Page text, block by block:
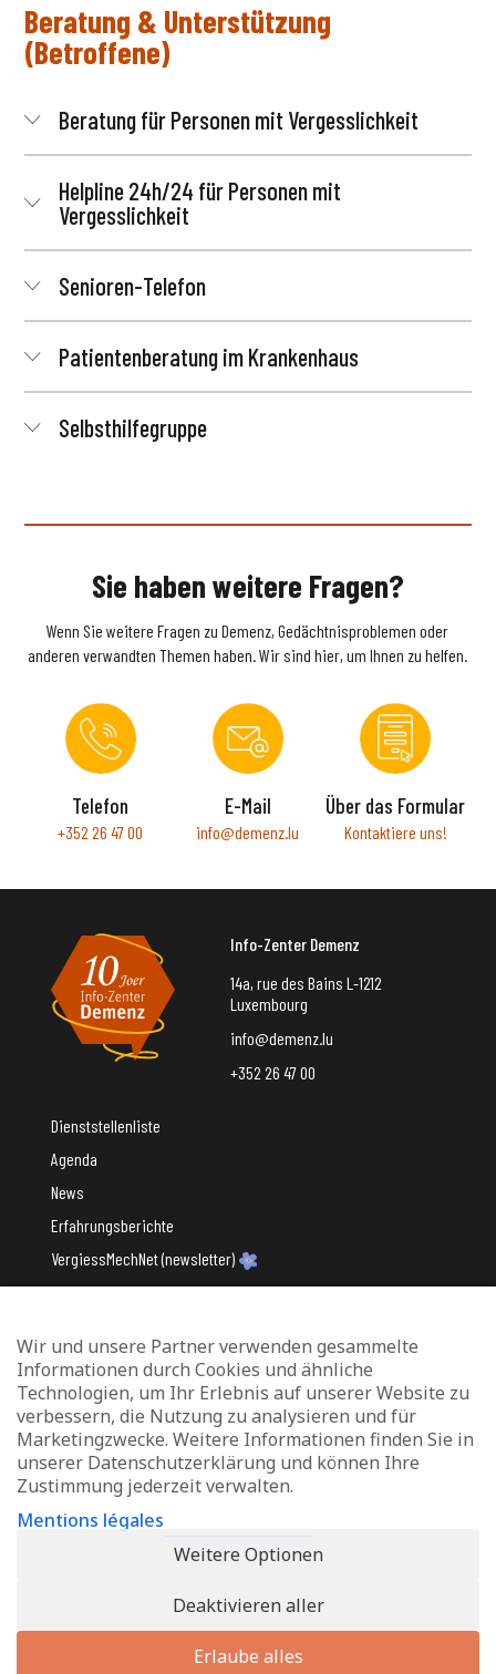
Beratung & Unterstützung
(Betroffene)
Beratung für Personen mit Vergesslichkeit
Helpline 24h/24 für Personen mit
Vergesslichkeit
Senioren-Telefon
Patientenberatung im Krankenhaus
Selbsthilfegruppe
Sie haben weitere Fragen?
Wenn Sie weitere Fragen zu Demenz, Gedächtnisproblemen oder
anderen verwandten Themen haben. Wir sind hier, um Ihnen zu helfen.
Telefon
+352 26 47 00
E-Mail
info@demenz.lu
Über das Formular
Kontaktiere uns!
Info-Zenter Demenz
14a, rue des Bains L-1212
Luxembourg
info@demenz.lu
+352 26 47 00
Dienststellenliste
Agenda
News
Erfahrungsberichte
VergiessMechNet (newsletter)
Mit Unterstützung des
Datenschutz und Verwaltung von Cookies
Rechtliche Hinweise
Erklärung zur Barrierefreiheit
© 2026 - Info-Zenter Demenz - All Rights Reserved. Site de
Communication
Wir und unsere Partner verwenden gesammelte
Informationen durch Cookies und ähnliche
Technologien, um Ihr Erlebnis auf unserer Website zu
verbessern, die Nutzung zu analysieren und für
Marketingzwecke. Weitere Informationen finden Sie in
unserer Datenschutzerklärung und können Ihre
Zustimmung jederzeit verwalten.
Mentions légales
Weitere Optionen
Deaktivieren aller
Erlaube alles